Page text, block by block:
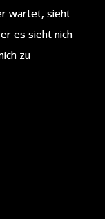
wartet, sieht
es sieht nich
zu